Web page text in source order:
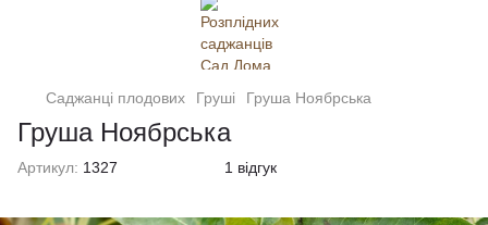
Саджанці плодових Груші Груша Ноябрська
Груша Ноябрська
Артикул: 1327 1 відгук